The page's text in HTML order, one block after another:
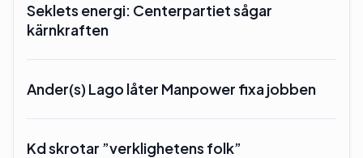
Seklets energi: Centerpartiet sågar
kärnkraften
Ander(s) Lago låter Manpower fixa jobben
Kd skrotar ”verklighetens folk”